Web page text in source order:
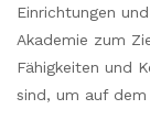
Einrichtungen
Akademie zum
Fähigkeiten und
sind, um auf